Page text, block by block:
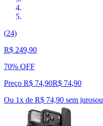
(24)
R$ 249,90
70% OFF
Preço R$ 74,90R$ 74,90
Ou 1x de R$ 74,90 sem jurosou